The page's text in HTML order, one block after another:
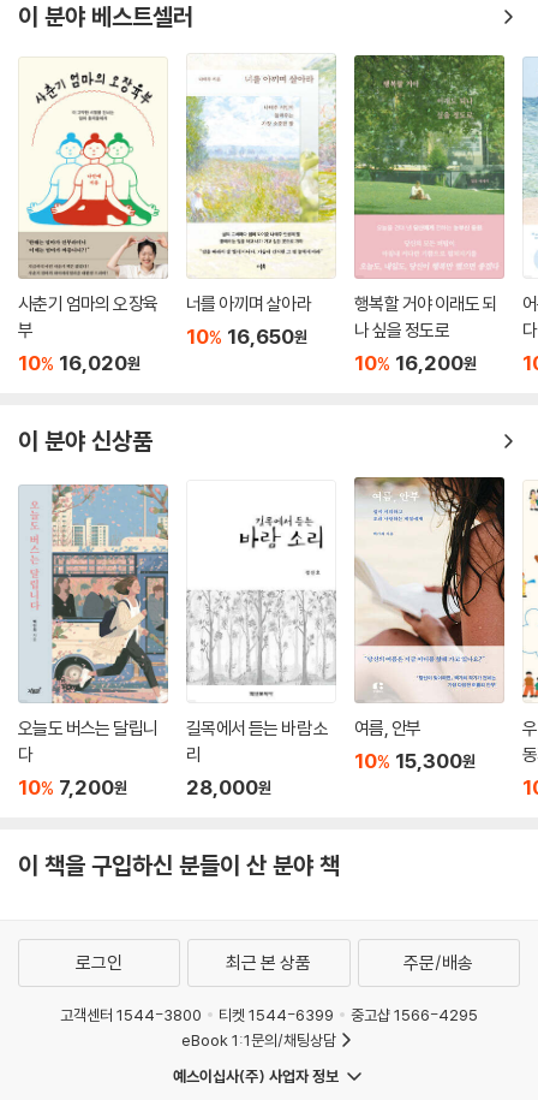
이를 악물다 130
그래도 남겨야 할 이야기 132
출동이라는 단어 133
방패를 쥐다 134
처음 본 시위의 얼굴 135
공포는 생각보다 빠르다 136
밀고, 밀리고 137
턱끈을 물다 138
끝나고 나서야 오는 감각 139
다시 밤 근무로 140
시작이었다 141
출동은 일상이 되었다 142
울산과 김해 146
덕적도로 가다 148
무뎌짐 149
동기들과의 거리 150
돌아오는 길 151
군생활 중반 152
낮엔 시위현장에, 밤엔 거리에 있었다 153
··경찰서 관내 154
파출소에서 시작되는 밤 155
의경도 단속하고 검거했다 156
혼잡경비의 기억 157
지금의 거리, 그리고 생각 158
기억 속의 선임 161
선임이 되다 162
전역을 앞둔 마음 164
마지막 근무가 다가오다 165
마지막 밤 166
돌아오는 길 167
26개월 동안 만난 사람들 169
이 분야 베스트셀러
사춘기 엄마의 오장육
부
10% 16,020원
너를 아끼며 살아라
10% 16,650원
행복할 거야 이래도 되
나 싶을 정도로
10% 16,200원
다
이 분야 신상품
오늘도 버스는 달립니
다
10% 7,200원
길목에서 듣는 바람 소
리
28,000원
여름, 안부
10% 15,300원
이 책을 구입하신 분들이 산 분야 책
로그인 최근 본 상품 주문/배송
고객센터 1544-3800 티켓 1544-6399
중고샵 1566-4295
eBook 1:1문의/채팅상담
예스이십사(주) 사업자 정보